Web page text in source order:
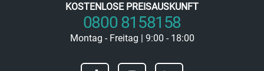
KOSTENLOSE PREISAUSKUNFT
0800 8158158
Montag - Freitag | 9:00 - 18:00